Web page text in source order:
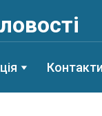
Контакти